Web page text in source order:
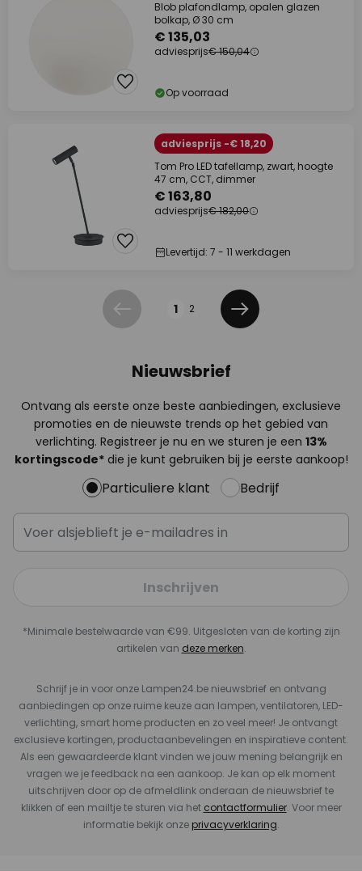
Blob plafondlamp, opalen glazen
bolkap, Ø 30 cm
€ 135,03
adviesprijs€ 150,04
Op voorraad
adviesprijs -€ 18,20
Tom Pro LED tafellamp, zwart, hoogte
47 cm, CCT, dimmer
€ 163,80
adviesprijs€ 182,00
Levertijd: 7 - 11 werkdagen
Vorige 1 2
Volgende
Nieuwsbrief
Ontvang als eerste onze beste aanbiedingen, exclusieve
promoties en de nieuwste trends op het gebied van
verlichting. Registreer je nu en we sturen je een 13%
kortingscode*die je kunt gebruiken bij je eerste aankoop!
Particuliere klant Bedrijf
Inschrijven
*Minimale bestelwaarde van €99. Uitgesloten van de korting zijn
artikelen van deze merken.
Schrijf je in voor onze Lampen24.be nieuwsbrief en ontvang
aanbiedingen op onze ruime keuze aan lampen, ventilatoren, LED-
verlichting, smart home producten en zo veel meer! Je ontvangt
exclusieve kortingen, productaanbevelingen en inspiratieve content.
Als een gewaardeerde klant vinden we jouw mening belangrijk en
vragen we je feedback na een aankoop. Je kan op elk moment
uitschrijven door op de afmeldlink onderaan de nieuwsbrief te
klikken of een mailtje te sturen via het contactformulier. Voor meer
informatie bekijk onze privacyverklaring.